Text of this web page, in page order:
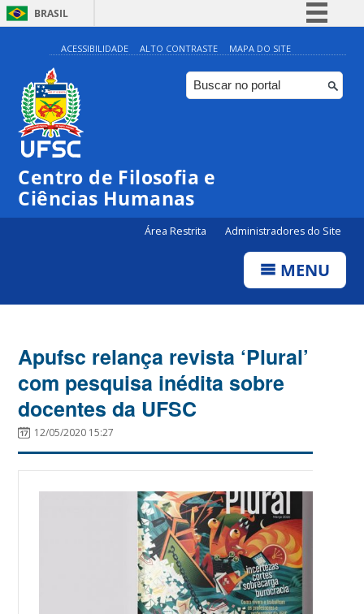
BRASIL
Simplifique!
Comunica BR
Participe
ACESSIBILIDADE ALTO CONTRASTE MAPA DO SITE
Centro de Filosofia e
Ciências Humanas
Área Restrita Administradores do Site
MENU
Apufsc relança revista ‘Plural’
com pesquisa inédita sobre
docentes da UFSC
12/05/2020 15:27